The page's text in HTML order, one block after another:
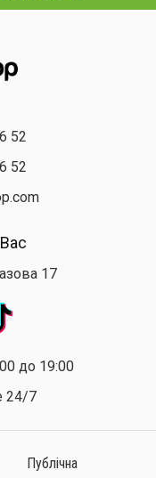
52
52
17
до 19:00
24/7
Публічна